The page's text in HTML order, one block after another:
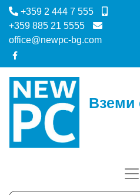
+359 2 444 7 555
+359 885 21 5555
office@newpc-bg.com
Вземи